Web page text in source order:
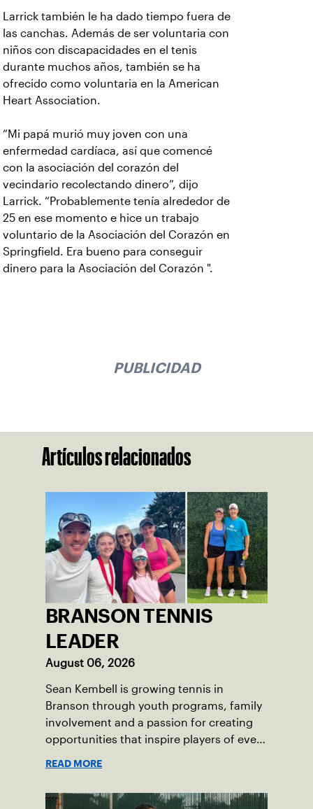
Larrick también le ha dado tiempo fuera de
las canchas. Además de ser voluntaria con
niños con discapacidades en el tenis
durante muchos años, también se ha
ofrecido como voluntaria en la American
Heart Association.
“Mi papá murió muy joven con una
enfermedad cardíaca, así que comencé
con la asociación del corazón del
vecindario recolectando dinero”, dijo
Larrick. “Probablemente tenía alrededor de
25 en ese momento e hice un trabajo
voluntario de la Asociación del Corazón en
Springfield. Era bueno para conseguir
dinero para la Asociación del Corazón ".
PUBLICIDAD
Artículos relacionados
BRANSON TENNIS
LEADER
August 06, 2026
Sean Kembell is growing tennis in
Branson through youth programs, family
involvement and a passion for creating
opportunities that inspire players of every
READ MORE